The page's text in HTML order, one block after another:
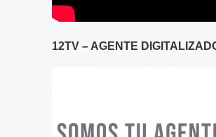
12TV – AGENTE